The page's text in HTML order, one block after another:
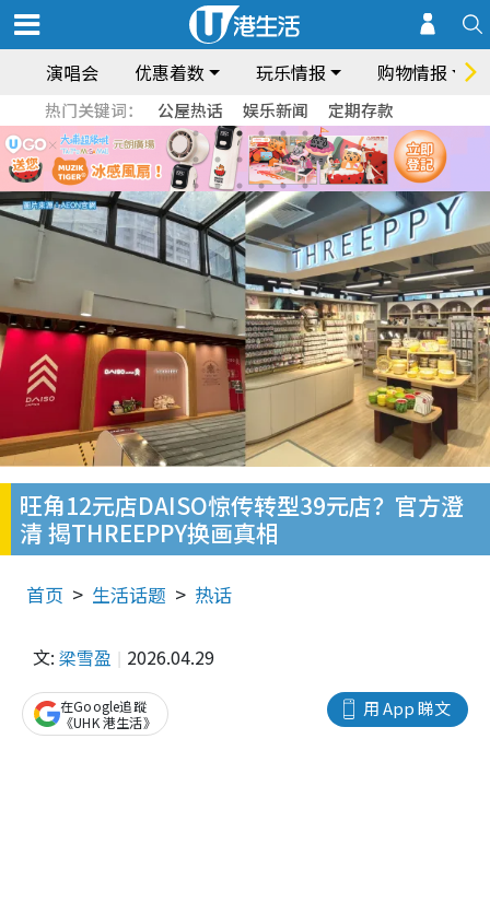
演唱会 优惠着数 玩乐情报 购物情报
热门关键词： 公屋热话 娱乐新闻 定期存款
旺角12元店DAISO惊传转型39元店？官方澄
清 揭THREEPPY换画真相
首页 生活话题 热话
文: 梁雪盈 2026.04.29
用 App 睇文
在Google追蹤
《UHK 港生活》